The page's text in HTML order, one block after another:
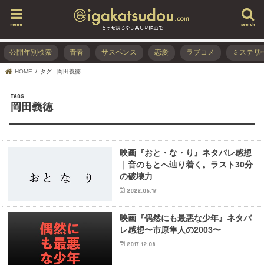
search
menu
公開年別検索 青春 サスペンス 恋愛 ラブコメ ミステリ
HOME タグ : 岡田義徳
岡田義徳
映画『おと・な・り』ネタバレ感想
｜音のもとへ辿り着く。ラスト30分
の破壊力
2022.06.17
映画『偶然にも最悪な少年』ネタバ
レ感想〜市原隼人の2003〜
2017.12.08